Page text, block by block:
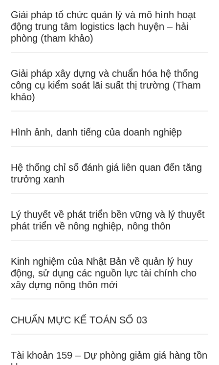
Giải pháp tổ chức quản lý và mô hình hoạt
động trung tâm logistics lạch huyện – hải
phòng (tham khảo)
Giải pháp xây dựng và chuẩn hóa hệ thống
công cụ kiểm soát lãi suất thị trường (Tham
khảo)
Hình ảnh, danh tiếng của doanh nghiệp
Hệ thống chỉ số đánh giá liên quan đến tăng
trưởng xanh
Lý thuyết về phát triển bền vững và lý thuyết
phát triển về nông nghiệp, nông thôn
Kinh nghiệm của Nhật Bản về quản lý huy
động, sử dụng các nguồn lực tài chính cho
xây dựng nông thôn mới
CHUẨN MỰC KẾ TOÁN SỐ 03
Tài khoản 159 – Dự phòng giảm giá hàng tồn